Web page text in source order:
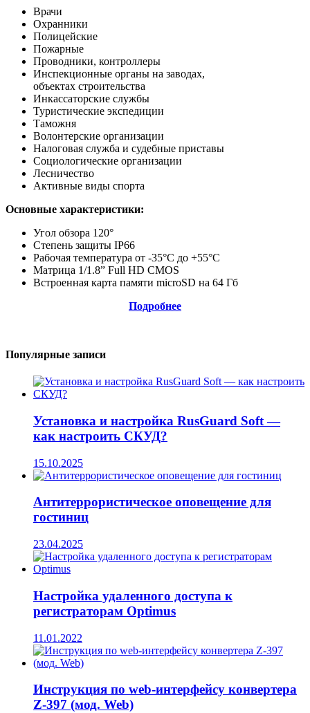
Врачи
Охранники
Полицейские
Пожарные
Проводники, контроллеры
Инспекционные органы на заводах,
объектах строительства
Инкассаторские службы
Туристические экспедиции
Таможня
Волонтерские организации
Налоговая служба и судебные приставы
Социологические организации
Лесничество
Активные виды спорта
Основные характеристики:
Угол обзора 120°
Степень защиты IP66
Рабочая температура от -35°С до +55°С
Матрица 1/1.8” Full HD CMOS
Встроенная карта памяти microSD на 64 Гб
Подробнее
Популярные записи
Установка и настройка RusGuard Soft —
как настроить СКУД?
15.10.2025
Антитеррористическое оповещение для
гостиниц
23.04.2025
Настройка удаленного доступа к
регистраторам Optimus
11.01.2022
Инструкция по web-интерфейсу конвертера
Z-397 (мод. Web)